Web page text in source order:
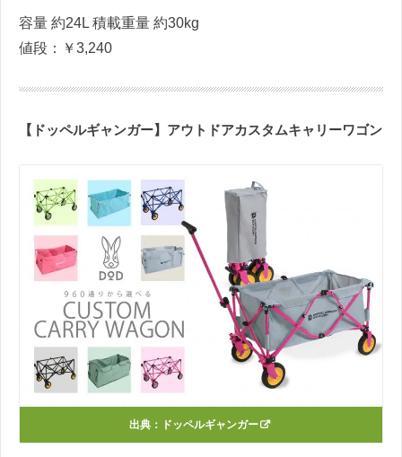
容量 約24L 積載重量 約30kg
値段：￥3,240
【ドッペルギャンガー】アウトドアカスタムキャリーワゴン
出典： ドッペルギャンガー